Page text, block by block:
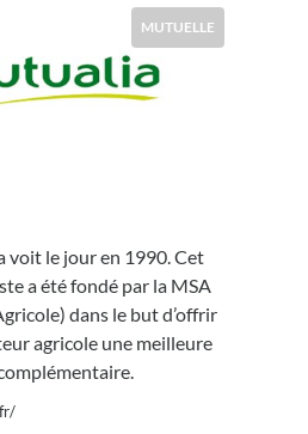
MUTUELLE
voit le jour en 1990. Cet
a été fondé par la MSA
dans le but d’offrir
agricole une meilleure